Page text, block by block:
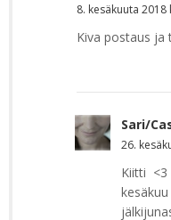
8. kesäkuuta 2018
Kiva postaus ja
Sari/
26.
Kiitti